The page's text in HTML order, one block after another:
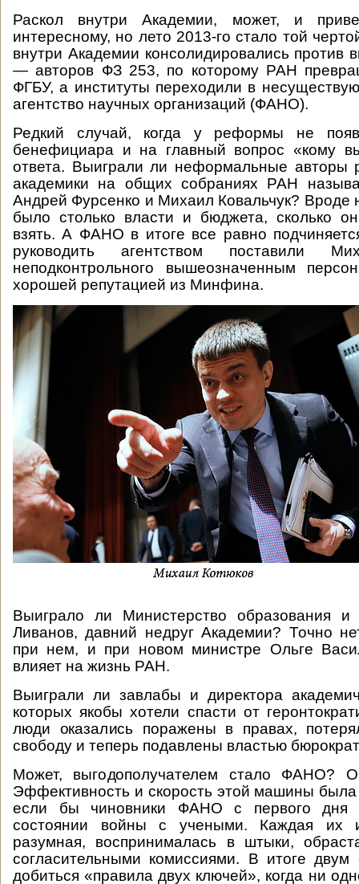
Раскол внутри Академии, может, и
интересному, но лето 2013-го стало той
внутри Академии консолидировались против
— авторов ФЗ 253, по которому РАН
ФГБУ, а институты переходили в
агентство научных организаций (ФАНО).
Редкий случай, когда у реформы не
бенефициара и на главный вопрос «кому
ответа. Выиграли ли неформальные авторы
академики на общих собраниях РАН
Андрей Фурсенко и Михаил Ковальчук? Вроде
было столько власти и бюджета, сколько
взять. А ФАНО в итоге все равно
руководить агентством поставили
неподконтрольного вышеозначенным
хорошей репутацией из Минфина.
Выиграло ли Министерство образования
Ливанов, давний недруг Академии? Точно
при нем, и при новом министре Ольге
влияет на жизнь РАН.
Выиграли ли завлабы и директора
которых якобы хотели спасти от
люди оказались поражены в правах,
свободу и теперь подавлены властью
Может, выгодополучателем стало ФАНО?
Эффективность и скорость этой машины
если бы чиновники ФАНО с первого дня
состоянии войны с учеными. Каждая их
разумная, воспринималась в штыки,
согласительными комиссиями. В итоге двум
добиться «правила двух ключей», когда ни